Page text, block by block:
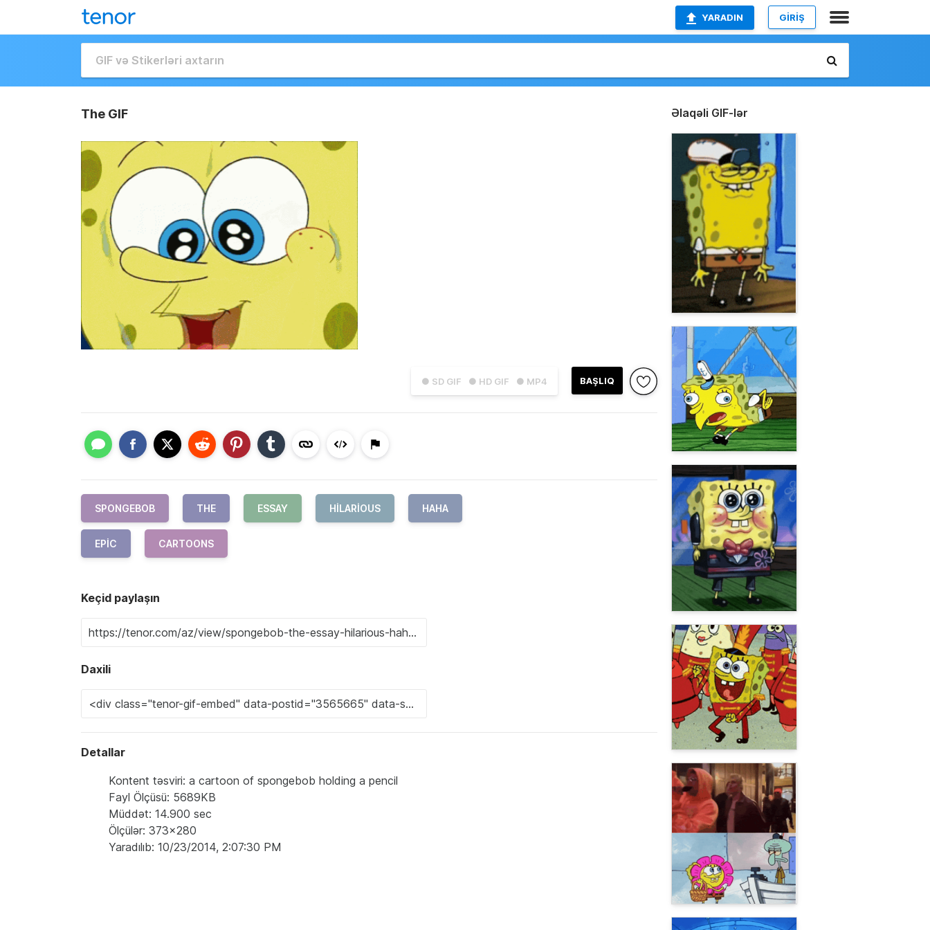
YARADIN GİRİŞ
The GIF
● SD GIF ● HD GIF ● MP4 BAŞLIQ
SPONGEBOB THE ESSAY HILARIOUS HAHA
EPIC CARTOONS
Keçid paylaşın
Daxili
Detallar
Kontent təsviri: a cartoon of spongebob holding a pencil
Fayl Ölçüsü: 5689KB
Müddət: 14.900 sec
Ölçülər: 373x280
Yaradılıb: 10/23/2014, 2:07:30 PM
Əlaqəli GIF-lər